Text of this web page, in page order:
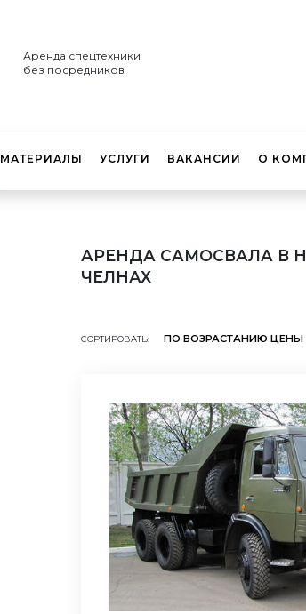
Аренда спецтехники
без посредников
МАТЕРИАЛЫ УСЛУГИ ВАКАНСИИ О
АРЕНДА САМОСВАЛА В
ЧЕЛНАХ
СОРТИРОВАТЬ: ПО ВОЗРАСТАНИЮ ЦЕНЫ